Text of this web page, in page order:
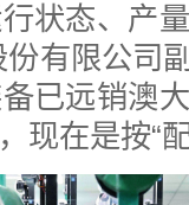
状态、产
有限公司
已远销澳
现在是按“